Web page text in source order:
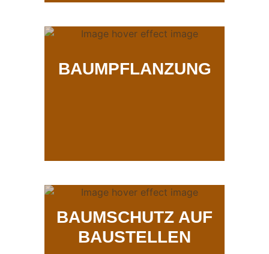
BAUMPFLANZUNG
BAUMSCHUTZ AUF
BAUSTELLEN